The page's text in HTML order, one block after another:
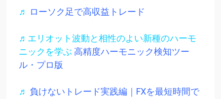
♬ ローソク足で高収益トレード
♬エリオット波動と相性のよい新種のハーモ
ニックを学ぶ 高精度ハーモニック検知ツー
ル・プロ版
♬ 負けないトレード実践編｜FXを最短時間で